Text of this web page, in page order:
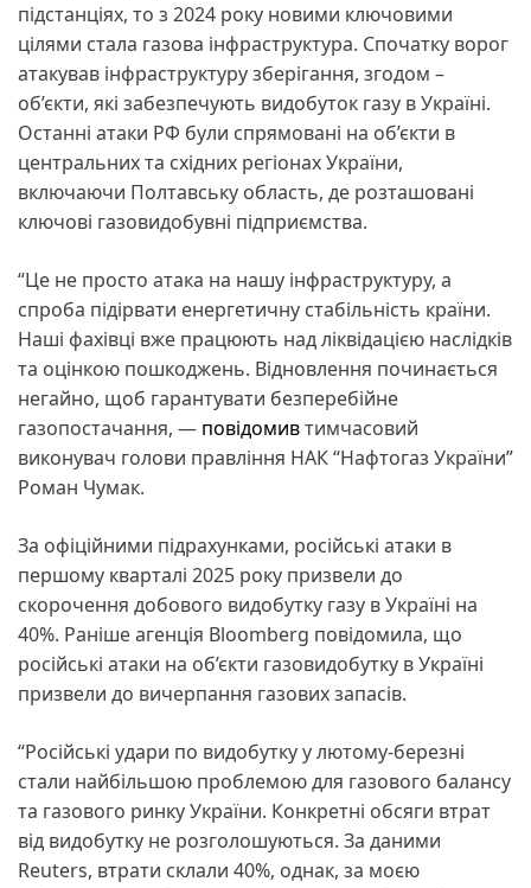
підстанціях, то з 2024 року новими ключовими
цілями стала газова інфраструктура. Спочатку ворог
атакував інфраструктуру зберігання, згодом –
об’єкти, які забезпечують видобуток газу в Україні.
Останні атаки РФ були спрямовані на об’єкти в
центральних та східних регіонах України,
включаючи Полтавську область, де розташовані
ключові газовидобувні підприємства.
“Це не просто атака на нашу інфраструктуру, а
спроба підірвати енергетичну стабільність країни.
Наші фахівці вже працюють над ліквідацією наслідків
та оцінкою пошкоджень. Відновлення починається
негайно, щоб гарантувати безперебійне
газопостачання, — повідомивтимчасовий
виконувач голови правління НАК “Нафтогаз України”
Роман Чумак.
За офіційними підрахунками, російські атаки в
першому кварталі 2025 року призвели до
скорочення добового видобутку газу в Україні на
40%. Раніше агенція Bloomberg повідомила, що
російські атаки на об’єкти газовидобутку в Україні
призвели до вичерпання газових запасів.
“Російські удари по видобутку у лютому-березні
стали найбільшою проблемою для газового балансу
та газового ринку України. Конкретні обсяги втрат
від видобутку не розголошуються. За даними
Reuters, втрати склали 40%, однак, за моєю